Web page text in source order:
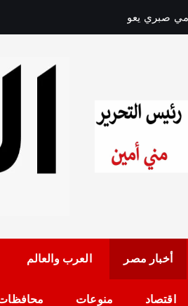
مي صبر ي يعو
الإدارة:
أخبار مصر العرب والعالم
اقتصاد منوعات